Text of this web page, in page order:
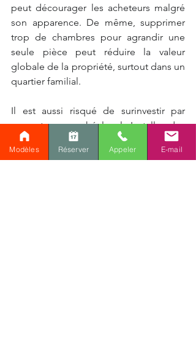
peut décourager les acheteurs malgré
son apparence. De même, supprimer
trop de chambres pour agrandir une
seule pièce peut réduire la valeur
globale de la propriété, surtout dans un
quartier familial.
Il est aussi risqué de surinvestir par
rapport au marché local. Installer des
équipements très haut de gamme dans
un secteur où les propriétés sont plus
Modèles Réserver Appeler E-mail